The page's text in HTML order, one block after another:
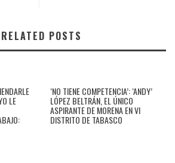
RELATED POSTS
LE
‘NO TIENE COMPETENCIA’: ‘ANDY’
LÓPEZ BELTRÁN, EL ÚNICO
ASPIRANTE DE MORENA EN VI
DISTRITO DE TABASCO